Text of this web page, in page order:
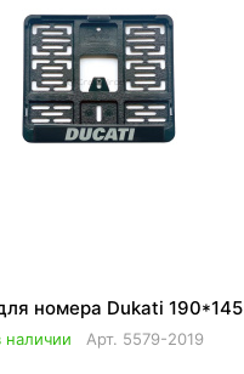
номера Dukati 190*145
наличии Арт. 5579-2019